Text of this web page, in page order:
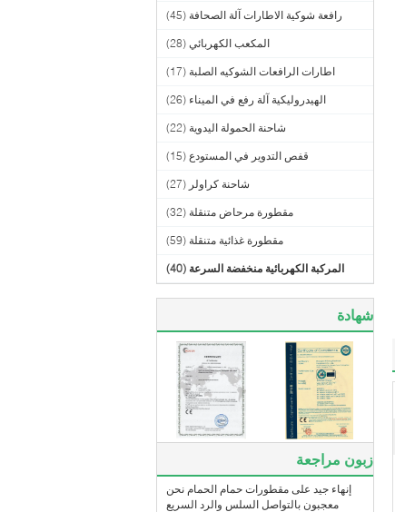
رافعة شوكية الاطارات آلة الصحافة (45)
المكعب الكهربائي (28)
اطارات الرافعات الشوكيه الصلبة (17)
الهيدروليكية آلة رفع في الميناء (26)
شاحنة الحمولة اليدوية (22)
قفص التدوير في المستودع (15)
شاحنة كراولر (27)
مقطورة مرحاض متنقلة (32)
مقطورة غذائية متنقلة (59)
المركبة الكهربائية منخفضة السرعة (40)
شهادة
زبون مراجعة
إنهاء جيد على مقطورات حمام الحمام نحن
معجبون بالتواصل السلس والرد السريع